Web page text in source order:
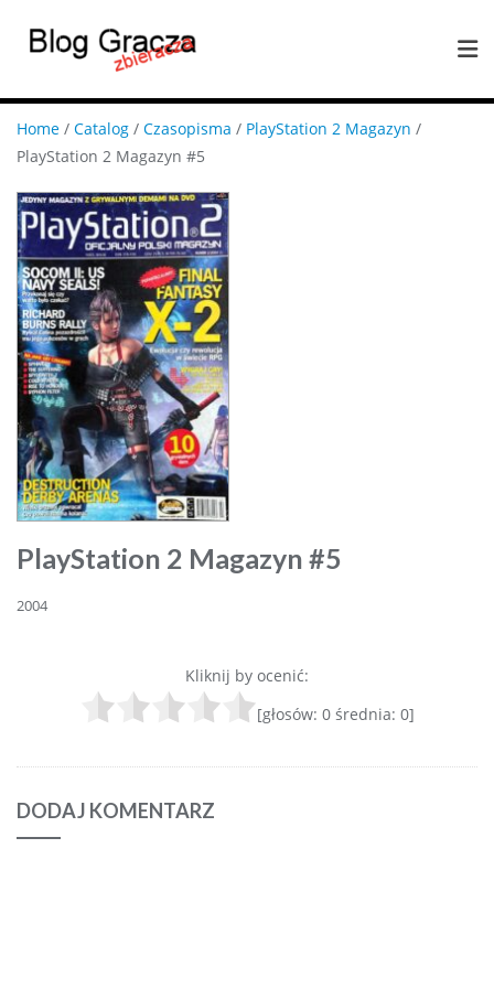
Home / Catalog / Czasopisma / PlayStation 2 Magazyn /
PlayStation 2 Magazyn #5
PlayStation 2 Magazyn #5
2004
Kliknij by ocenić:
[głosów: 0średnia: 0]
DODAJ KOMENTARZ